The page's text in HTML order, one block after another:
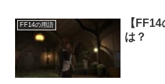
FF14の用語
【
は？